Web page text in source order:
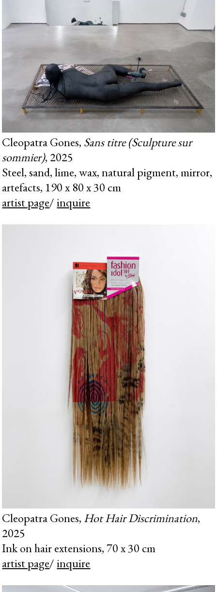
Cleopatra Gones, Sans titre (Sculpture sur
sommier), 2025
Steel, sand, lime, wax, natural pigment, mirror,
artefacts, 190 x 80 x 30 cm
artist page/inquire
Cleopatra Gones, Hot Hair Discrimination,
2025
Ink on hair extensions, 70 x 30 cm
artist page/inquire